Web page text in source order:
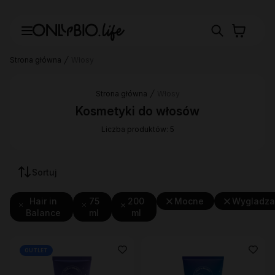
Strona główna
Strona główna
Kosmetyki do włosów
Liczba produktów: 5
Sortuj
Hair in
Balance
75
ml
200
ml
Mocne
OUTLET